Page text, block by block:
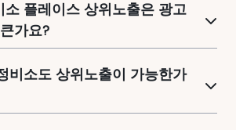
플레이스 상위노출은 광고
가요?
비소도 상위노출이 가능한가